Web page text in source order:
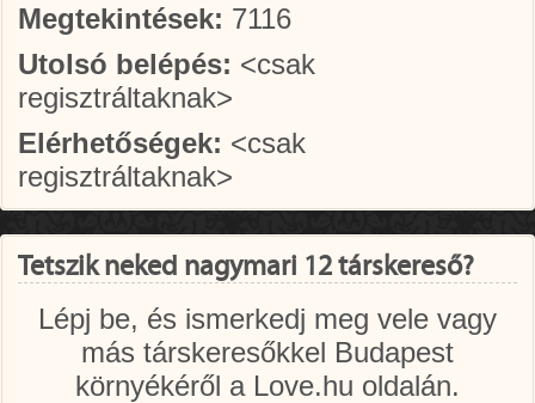
Megtekintések: 7116
Utolsó belépés: <csak
regisztráltaknak>
Elérhetőségek: <csak
regisztráltaknak>
Tetszik neked nagymari 12 társkereső?
Lépj be, és ismerkedj meg vele vagy
más társkeresőkkel Budapest
környékéről a Love.hu oldalán.